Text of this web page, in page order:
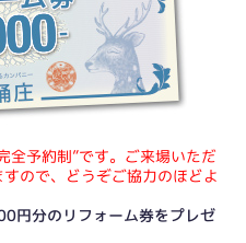
全予約制”です。ご来場いただ
ので、どうぞご協力のほどよ
円分のリフォーム券をプレゼ